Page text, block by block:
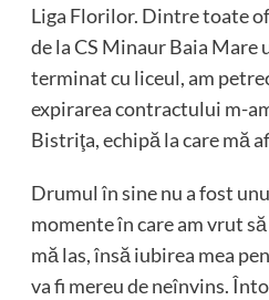
Liga Florilor. Dintre toate
de la CS Minaur Baia Mare
terminat cu liceul, am
expirarea contractului m-
Bistriţa, echipă la care mă
Drumul în sine nu a fost
momente în care am vrut
mă las, însă iubirea mea
va fi mereu de neînvins.